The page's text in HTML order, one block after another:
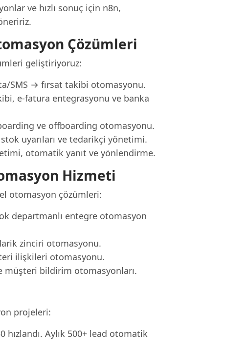
ve hızlı sonuç için n8n,
Çözümleri
geliştiriyoruz:
SMS → fırsat takibi otomasyonu.
e-fatura entegrasyonu ve banka
ve offboarding otomasyonu.
uyarıları ve tedarikçi yönetimi.
otomatik yanıt ve yönlendirme.
Hizmeti
otomasyon çözümleri:
departmanlı entegre otomasyon
zinciri otomasyonu.
ilişkileri otomasyonu.
müşteri bildirim otomasyonları.
projeleri:
hızlandı. Aylık 500+ lead otomatik